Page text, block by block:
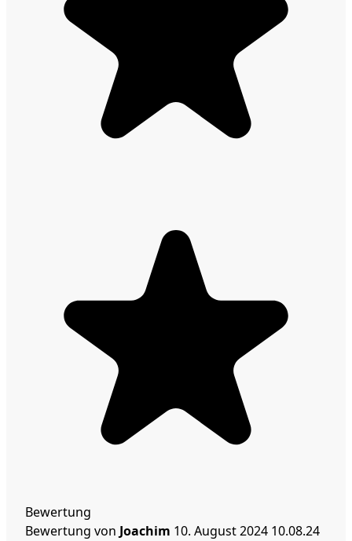
Bewertung
Bewertung von Joachim 10. August 2024 10.08.24